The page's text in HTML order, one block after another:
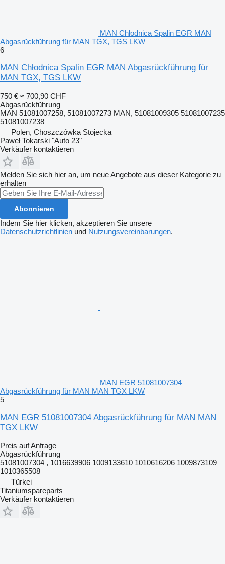
MAN Chłodnica Spalin EGR MAN
Abgasrückführung für MAN TGX, TGS LKW
6
MAN Chłodnica Spalin EGR MAN Abgasrückführung für
MAN TGX, TGS LKW
750 € ≈ 700,90 CHF
Abgasrückführung
MAN 51081007258, 51081007273 MAN, 51081009305 51081007235
51081007238
Polen, Choszczówka Stojecka
Paweł Tokarski "Auto 23"
Verkäufer kontaktieren
Melden Sie sich hier an, um neue Angebote aus dieser Kategorie zu
erhalten
Abonnieren
Indem Sie hier klicken, akzeptieren Sie unsere
Datenschutzrichtlinien und Nutzungsvereinbarungen.
MAN EGR 51081007304
Abgasrückführung für MAN MAN TGX LKW
5
MAN EGR 51081007304 Abgasrückführung für MAN MAN
TGX LKW
Preis auf Anfrage
Abgasrückführung
51081007304 , 1016639906 1009133610 1010616206 1009873109
1010365508
Türkei
Titaniumspareparts
Verkäufer kontaktieren